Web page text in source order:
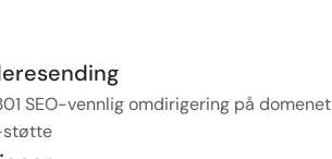
SEO-vennlig omdirigering på domenet
støtte